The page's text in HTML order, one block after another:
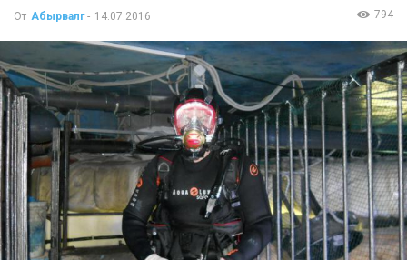
От Абырвалг - 14.07.2016 794